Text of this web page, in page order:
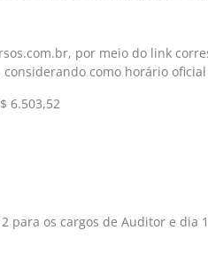
por meio do link
como horário oficial
6.503,52
para os cargos de Auditor e dia